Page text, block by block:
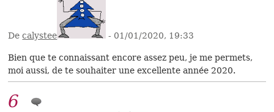
Decalystee - 01/01/2020, 19:33
Bien que te connaissant encore assez peu, je me permets,
moi aussi, de te souhaiter une excellente année 2020.
6